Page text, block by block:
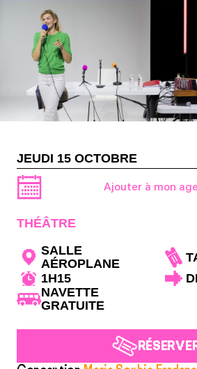
JEUDI 15 OCTOBRE
Ajouter à mon
THÉÂTRE
SALLE
AÉROPLANE
1H15
NAVETTE
GRATUITE